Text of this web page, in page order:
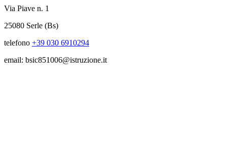
Via Piave n. 1
25080 Serle (Bs)
telefono +39 030 6910294
email: bsic851006@istruzione.it